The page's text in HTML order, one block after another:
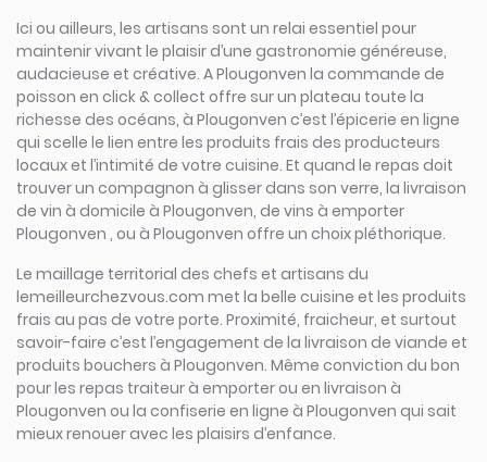
Ici ou ailleurs, les artisans sont un relai essentiel pour
maintenir vivant le plaisir d’une gastronomie généreuse,
audacieuse et créative. A Plougonven la commande de
poisson en click & collect offre sur un plateau toute la
richesse des océans, à Plougonven c’est l’épicerie en ligne
qui scelle le lien entre les produits frais des producteurs
locaux et l’intimité de votre cuisine. Et quand le repas doit
trouver un compagnon à glisser dans son verre, la livraison
de vin à domicile à Plougonven, de vins à emporter
Plougonven , ou à Plougonven offre un choix pléthorique.
Le maillage territorial des chefs et artisans du
lemeilleurchezvous.com met la belle cuisine et les produits
frais au pas de votre porte. Proximité, fraicheur, et surtout
savoir-faire c’est l’engagement de la livraison de viande et
produits bouchers à Plougonven. Même conviction du bon
pour les repas traiteur à emporter ou en livraison à
Plougonven ou la confiserie en ligne à Plougonven qui sait
mieux renouer avec les plaisirs d’enfance.